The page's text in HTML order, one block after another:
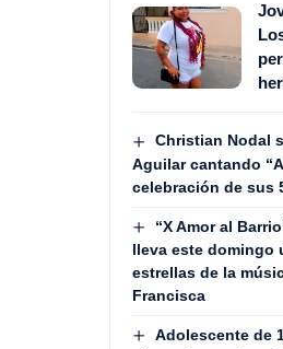
Christian Nodal
Aguilar cantando
celebración de sus
“X Amor al
lleva este domingo
estrellas de la
Francisca
Adolescente de